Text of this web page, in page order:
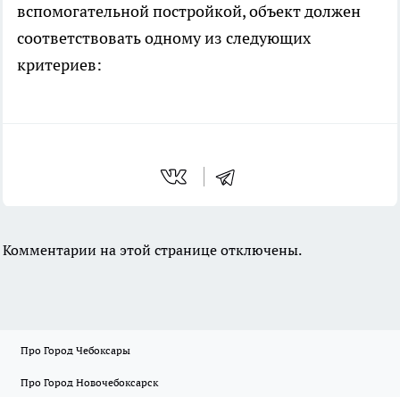
вспомогательной постройкой, объект должен
соответствовать одному из следующих
критериев:
Комментарии на этой странице отключены.
Про Город Чебоксары
Про Город Новочебоксарск